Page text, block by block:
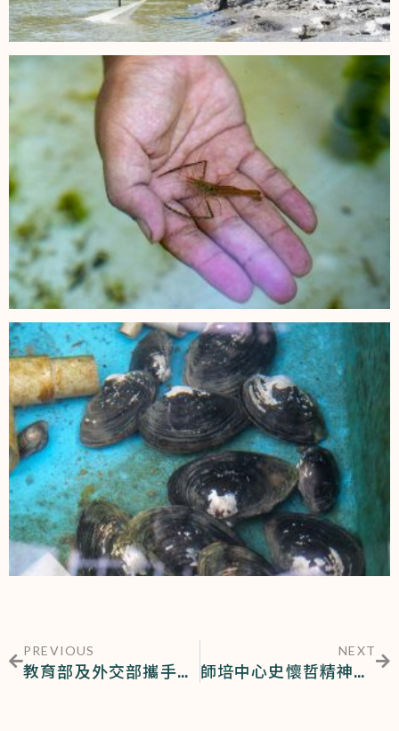
PREVIOUS
教育部及外交部攜手屏科大再度辦理「非洲菁英人才培育短期訓練班」
NEXT
師培中心史懷哲精神教育服務隊 長達20年打造暑期創藝營隊